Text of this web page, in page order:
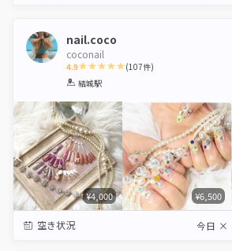
nail.coco
coconail
4.9
1 2 3
(107件)
結城駅
¥4,000 ¥6,500
空き状況 今日 ×